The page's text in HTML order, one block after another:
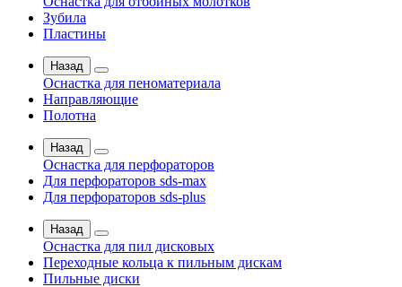
Зубила
Пластины
Назад
Оснастка для пеноматериала
Направляющие
Полотна
Назад
Оснастка для перфораторов
Для перфораторов sds-max
Для перфораторов sds-plus
Назад
Оснастка для пил дисковых
Переходные кольца к пильным дискам
Пильные диски